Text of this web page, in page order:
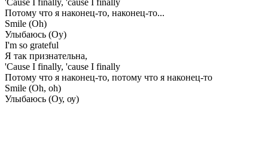
Потому что я наконец-то, наконец-то...
Smile (Oh)
Улыбаюсь (Оу)
I'm so grateful
Я так признательна,
'Cause I finally, 'cause I finally
Потому что я наконец-то, потому что я наконец-то
Smile (Oh, oh)
Улыбаюсь (Оу, оу)